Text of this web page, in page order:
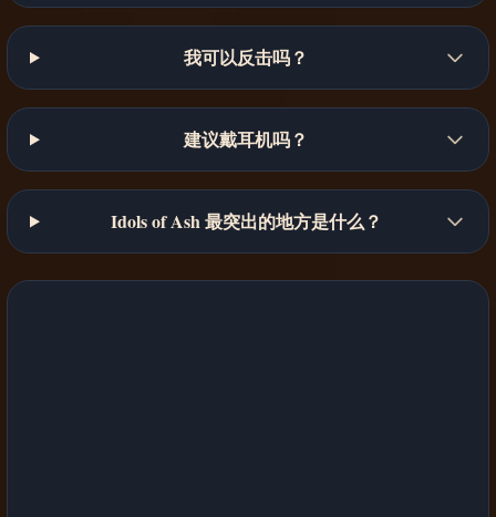
我可以反击吗？
建议戴耳机吗？
Idols of Ash 最突出的地方是什么？